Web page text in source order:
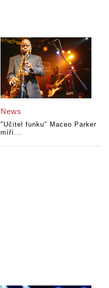
News
"Učitel funku" Maceo Parker
míří...